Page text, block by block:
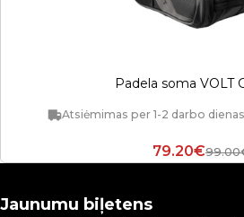
Padela soma VOLT
Atsiėmimas per 1-2 darbo dienas
79.20€
Jaunumu biļetens